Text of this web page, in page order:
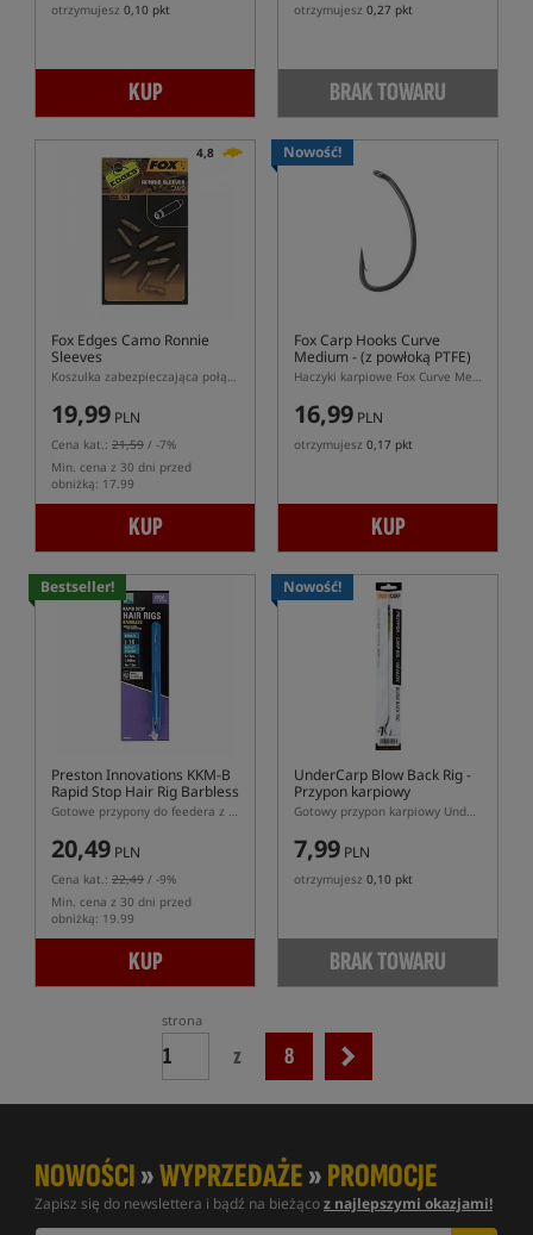
otrzymujesz 0,10 pkt
KUP
otrzymujesz 0,27 pkt
BRAK TOWARU
4,8
Fox Edges Camo Ronnie
Sleeves
Koszulka zabezpieczająca połączenie w przyponie Ronnie Rig
19,99 PLN
Cena kat.: 21,59 / -7%
Min. cena z 30 dni przed
obniżką: 17.99
KUP
Nowość!
Fox Carp Hooks Curve
Medium- (z powłoką PTFE)
Haczyki karpiowe Fox Curve Medium PTFE do Ronnie Rig
16,99 PLN
otrzymujesz 0,17 pkt
KUP
Bestseller!
Preston Innovations KKM-B
Rapid Stop Hair Rig Barbless
- 10cm
Gotowe przypony do feedera z włosem - stoper Rapid Stop, hak bezzadziorowy
20,49 PLN
Cena kat.: 22,49 / -9%
Min. cena z 30 dni przed
obniżką: 19.99
KUP
Nowość!
UnderCarp Blow Back Rig-
Przypon karpiowy
(bezzadziorowy)
Gotowy przypon karpiowy UnderCarp Blow Back z kółkiem bezzadziorowy
7,99 PLN
otrzymujesz 0,10 pkt
BRAK TOWARU
strona
z 8
NOWOŚCI»WYPRZEDAŻE»PROMOCJE
Zapisz się do newslettera i bądź na bieżącoz najlepszymi okazjami!